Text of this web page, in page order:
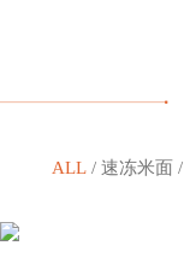
ALL/ 速冻米面/